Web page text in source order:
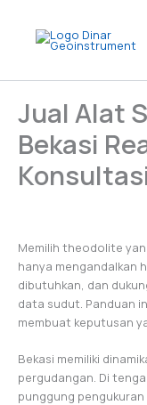
content
Jual Alat
Bekasi
Memilih theodolite
hanya mengandalkan
dibutuhkan, dan
data sudut. Panduan
membuat keputusan
Bekasi memiliki
pergudangan. Di
punggung